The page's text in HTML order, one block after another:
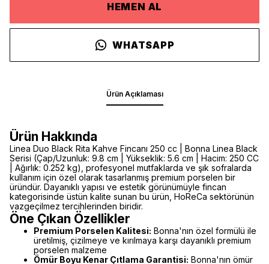
HEMEN AL
WHATSAPP
Ürün Açıklaması
Ürün Hakkında
Linea Duo Black Rita Kahve Fincanı 250 cc | Bonna Linea Black
Serisi (Çap/Uzunluk: 9.8 cm | Yükseklik: 5.6 cm | Hacim: 250 CC
| Ağırlık: 0.252 kg), profesyonel mutfaklarda ve şık sofralarda
kullanım için özel olarak tasarlanmış premium porselen bir
üründür. Dayanıklı yapısı ve estetik görünümüyle fincan
kategorisinde üstün kalite sunan bu ürün, HoReCa sektörünün
vazgeçilmez tercihlerinden biridir.
Öne Çıkan Özellikler
Premium Porselen Kalitesi: Bonna'nın özel formülü ile
üretilmiş, çizilmeye ve kırılmaya karşı dayanıklı premium
porselen malzeme
Ömür Boyu Kenar Çıtlama Garantisi: Bonna'nın ömür